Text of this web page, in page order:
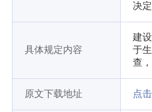
决
具体规定内容
建
于
查
原文下载地址 点